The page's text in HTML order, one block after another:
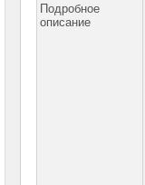
Видеокарты
Подробное
описание